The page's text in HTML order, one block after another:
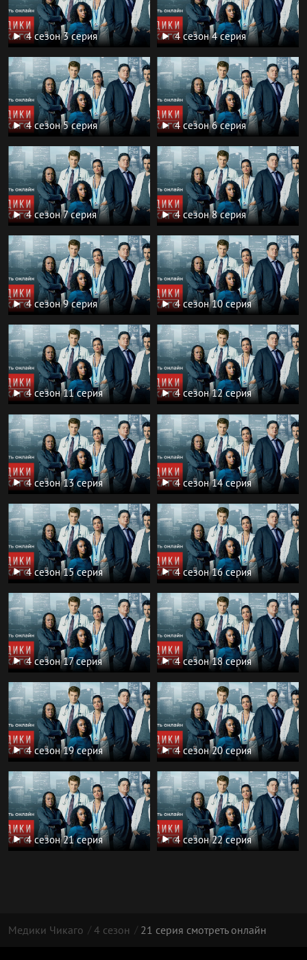
4 сезон 3 серия 4 сезон 4 серия
4 сезон 5 серия 4 сезон 6 серия
4 сезон 7 серия 4 сезон 8 серия
4 сезон 9 серия 4 сезон 10 серия
4 сезон 11 серия 4 сезон 12 серия
4 сезон 13 серия 4 сезон 14 серия
4 сезон 15 серия 4 сезон 16 серия
4 сезон 17 серия 4 сезон 18 серия
4 сезон 19 серия 4 сезон 20 серия
4 сезон 21 серия 4 сезон 22 серия
Медики Чикаго 4 сезон 21 серия смотреть онлайн